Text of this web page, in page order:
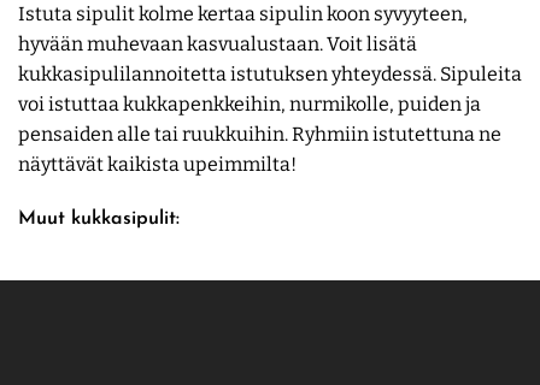
Istuta sipulit kolme kertaa sipulin koon syvyyteen,
hyvään muhevaan kasvualustaan. Voit lisätä
kukkasipulilannoitetta istutuksen yhteydessä. Sipuleita
voi istuttaa kukkapenkkeihin, nurmikolle, puiden ja
pensaiden alle tai ruukkuihin. Ryhmiin istutettuna ne
näyttävät kaikista upeimmilta!
Muut kukkasipulit: